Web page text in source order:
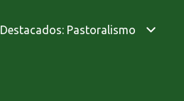
Destacados: Pastoralismo